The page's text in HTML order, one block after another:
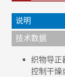
说明
技术数据
织物导正
控制干燥